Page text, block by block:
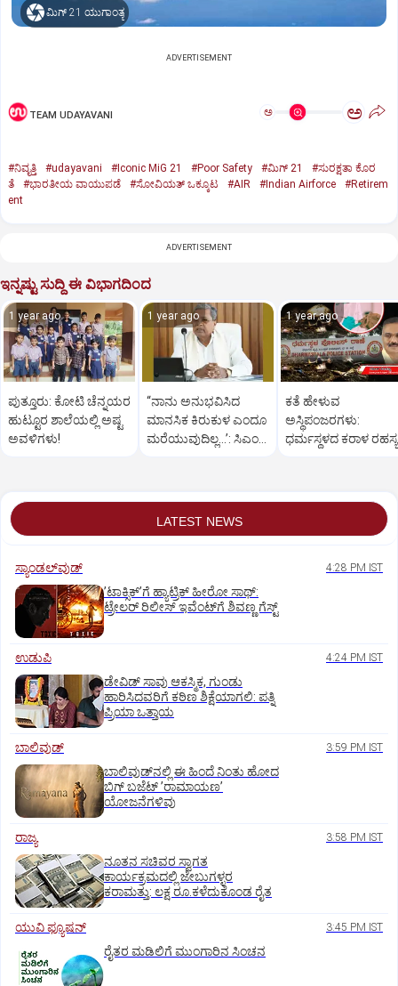
ಮಿಗ್‌ 21 ಯುಗಾಂತ್ಯ
ADVERTISEMENT
TEAM UDAYAVANI ಅ ಅ
#ನಿವೃತ್ತಿ #udayavani #Iconic MiG 21 #Poor Safety #ಮಿಗ್‌ 21
#ಸುರಕ್ಷತಾ ಕೊರ
ತೆ
#ಭಾರತೀಯ ವಾಯುಪಡೆ #ಸೋವಿಯತ್‌ ಒಕ್ಕೂಟ #AIR #Indian Airforce
#Retirem
ent
ADVERTISEMENT
ಇನ್ನಷ್ಟು ಸುದ್ದಿ ಈ ವಿಭಾಗದಿಂದ
1 year ago
ಪುತ್ತೂರು: ಕೋಟಿ ಚೆನ್ನಯರ
ಹುಟ್ಟೂರ ಶಾಲೆಯಲ್ಲಿ ಅಷ್ಟ
ಅವಳಿಗಳು!
1 year ago
“ನಾನು ಅನುಭವಿಸಿದ
ಮಾನಸಿಕ ಕಿರುಕುಳ ಎಂದೂ
ಮರೆಯುವುದಿಲ್ಲ…’: ಸಿಎಂ
1 year ago
ಕತೆ ಹೇಳುವ
ಅಸ್ಥಿಪಂಜರಗಳು:
ಧರ್ಮಸ್ಥಳದ‌ ಕರಾಳ ರಹಸ್ಯ
LATEST NEWS
ಸ್ಯಾಂಡಲ್‌ವುಡ್‌ 4:28 PM IST
ʼಟಾಕ್ಸಿಕ್‌ʼಗೆ ಹ್ಯಾಟ್ರಿಕ್‌ ಹೀರೋ ಸಾಥ್:‌
ಟ್ರೇಲರ್‌ ರಿಲೀಸ್‌ ಇವೆಂಟ್‌ಗೆ ಶಿವಣ್ಣ ಗೆಸ್ಟ್
ಉಡುಪಿ 4:24 PM IST
ಡೇವಿಡ್ ಸಾವು ಆಕಸ್ಮಿಕ, ಗುಂಡು
ಹಾರಿಸಿದವರಿಗೆ ಕಠಿಣ ಶಿಕ್ಷೆಯಾಗಲಿ: ಪತ್ನಿ
ಪ್ರಿಯಾ ಒತ್ತಾಯ
ಬಾಲಿವುಡ್‌ 3:59 PM IST
ಬಾಲಿವುಡ್‌ನಲ್ಲಿ ಈ ಹಿಂದೆ ನಿಂತು ಹೋದ
ಬಿಗ್‌ ಬಜೆಟ್ ʼರಾಮಾಯಣʼ‌
ಯೋಜನೆಗಳಿವು
ರಾಜ್ಯ 3:58 PM IST
ನೂತನ ಸಚಿವರ ಸ್ವಾಗತ
ಕಾರ್ಯಕ್ರಮದಲ್ಲಿ ಜೇಬುಗಳ್ಳರ
ಕರಾಮತ್ತು: ಲಕ್ಷ ರೂ.ಕಳೆದುಕೊಂಡ ರೈತ
ಯುವಿ ಫ್ಯೂಷನ್ 3:45 PM IST
ರೈತರ ಮಡಿಲಿಗೆ ಮುಂಗಾರಿನ ಸಿಂಚನ